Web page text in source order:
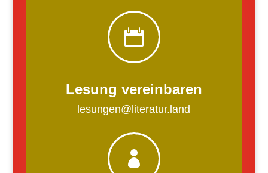

Lesung vereinbaren
lesungen@literatur.land
